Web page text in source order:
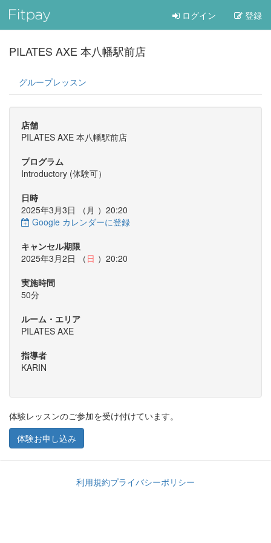
ログイン 登録
PILATES AXE 本八幡駅前店
グループレッスン
店舗
PILATES AXE 本八幡駅前店
プログラム
Introductory (体験可）
日時
2025年3月3日 （ 月 ）20:20
Google カレンダーに登録
キャンセル期限
2025年3月2日 （ 日 ）20:20
実施時間
50分
ルーム・エリア
PILATES AXE
指導者
KARIN
体験レッスンのご参加を受け付けています。
体験お申し込み
利用規約プライバシーポリシー